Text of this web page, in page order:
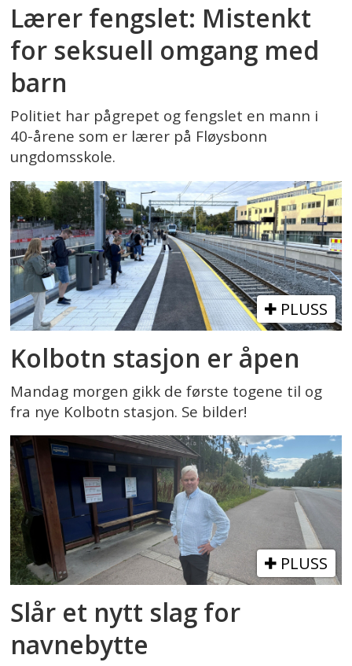
Lærer fengslet: Mistenkt
for seksuell omgang med
barn
Politiet har pågrepet og fengslet en mann i
40-årene som er lærer på Fløysbonn
ungdomsskole.
PLUSS
Kolbotn stasjon er åpen
Mandag morgen gikk de første togene til og
fra nye Kolbotn stasjon. Se bilder!
PLUSS
Slår et nytt slag for
navnebytte